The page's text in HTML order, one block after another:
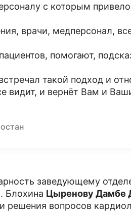
с которым
врачи, медперсонал,
помогают,
такой подход и
видит, и вернёт Вам и
заведующему
Блохина Цыренову Дамбе
решения вопросов